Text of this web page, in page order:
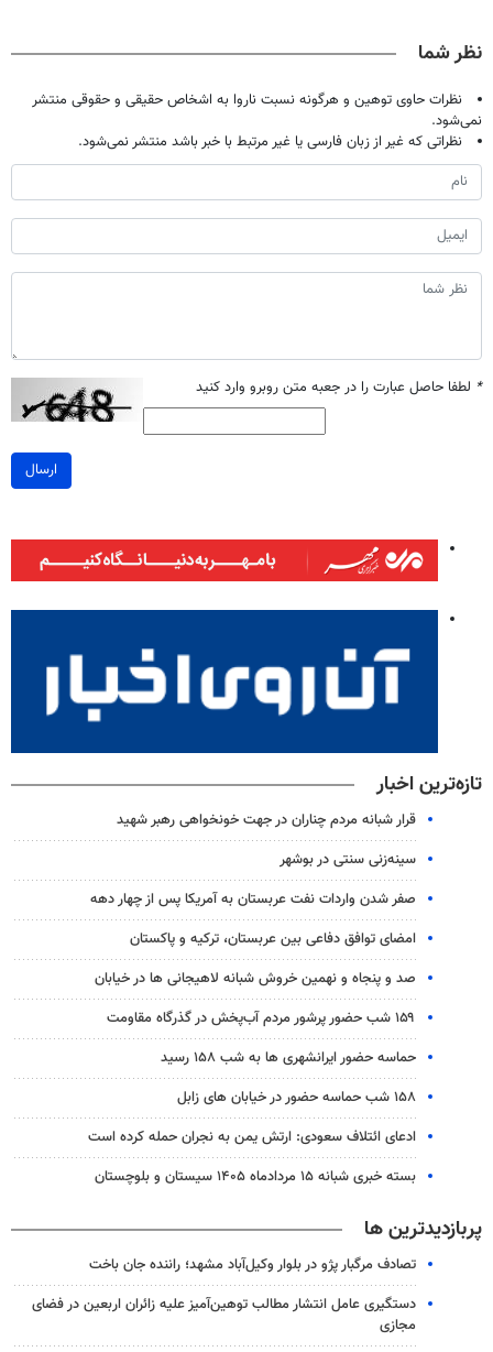
نظر شما
نظرات حاوی توهین و هرگونه نسبت ناروا به اشخاص حقیقی و حقوقی منتشر
نمی‌شود.
نظراتی که غیر از زبان فارسی یا غیر مرتبط با خبر باشد منتشر نمی‌شود.
* لطفا حاصل عبارت را در جعبه متن روبرو وارد کنید
ارسال
تازه‌ترین اخبار
قرار شبانه مردم چناران در جهت خونخواهی رهبر شهید
سینه‌زنی سنتی در بوشهر
صفر شدن واردات نفت عربستان به آمریکا پس از چهار دهه
امضای توافق دفاعی بین عربستان، ترکیه و پاکستان
صد و پنجاه و نهمین خروش شبانه لاهیجانی ها در خیابان
۱۵۹ شب حضور پرشور مردم آب‌پخش در گذرگاه مقاومت
حماسه حضور ایرانشهری ها به شب ۱۵۸ رسید
۱۵۸ شب حماسه حضور در خیابان های زابل
ادعای ائتلاف سعودی: ارتش یمن به نجران حمله کرده است
بسته خبری شبانه ۱۵ مردادماه ۱۴۰۵ سیستان و بلوچستان
پربازدیدترین ها
تصادف مرگبار پژو در بلوار وکیل‌آباد مشهد؛ راننده جان باخت
دستگیری عامل انتشار مطالب توهین‌آمیز علیه زائران اربعین در فضای
مجازی